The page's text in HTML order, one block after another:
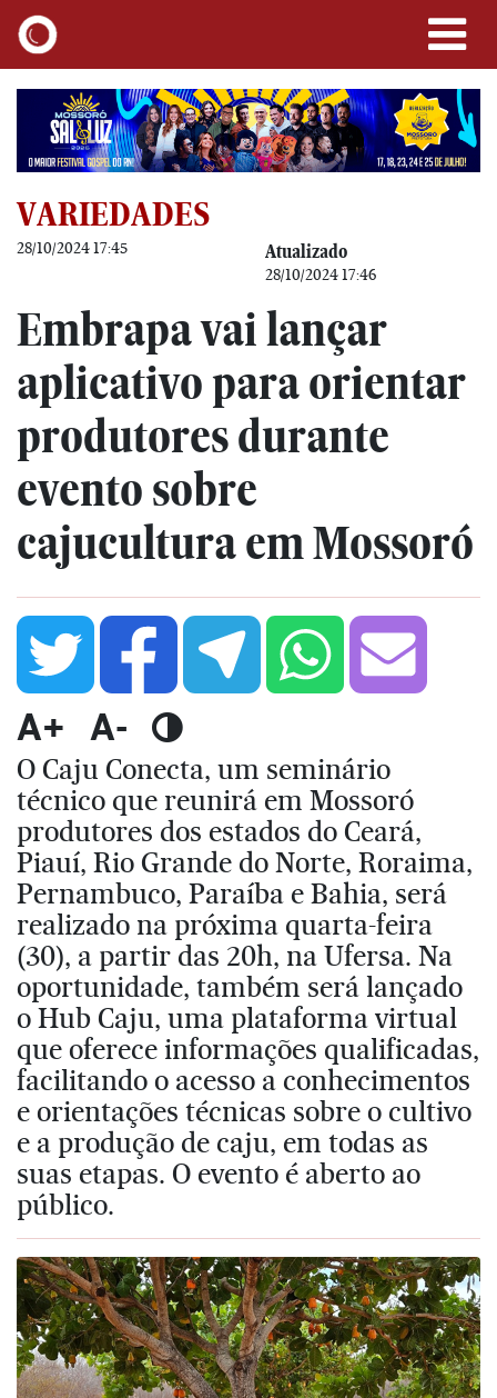
VARIEDADES
28/10/2024 17:45 Atualizado
28/10/2024 17:46
Embrapa vai lançar
aplicativo para orientar
produtores durante
evento sobre
cajucultura em Mossoró
A+ A-
O Caju Conecta, um seminário
técnico que reunirá em Mossoró
produtores dos estados do Ceará,
Piauí, Rio Grande do Norte, Roraima,
Pernambuco, Paraíba e Bahia, será
realizado na próxima quarta-feira
(30), a partir das 20h, na Ufersa. Na
oportunidade, também será lançado
o Hub Caju, uma plataforma virtual
que oferece informações qualificadas,
facilitando o acesso a conhecimentos
e orientações técnicas sobre o cultivo
e a produção de caju, em todas as
suas etapas. O evento é aberto ao
público.